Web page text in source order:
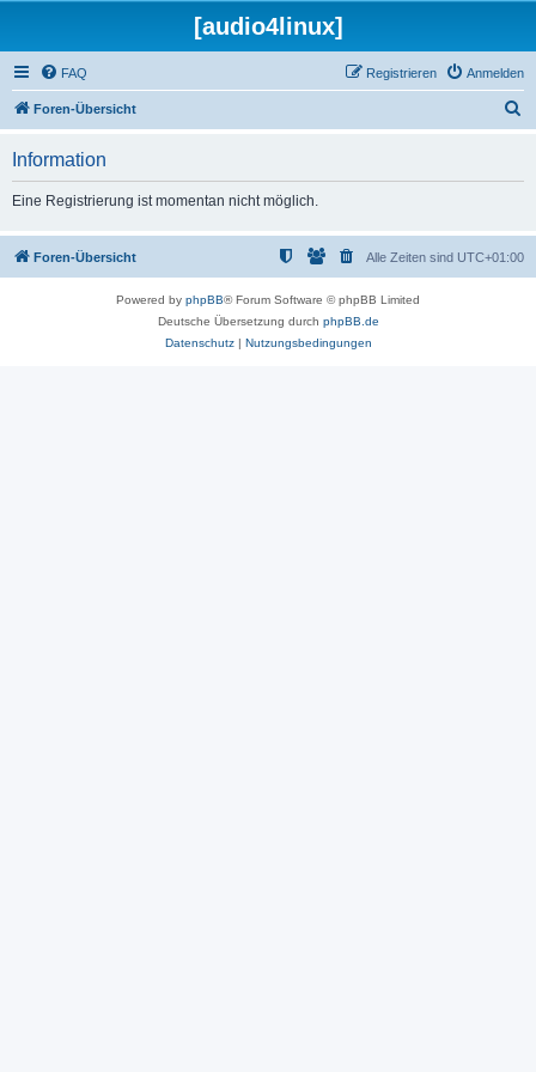
[audio4linux]
FAQ Anmelden
Registrieren
Foren-Übersicht
Information
Eine Registrierung ist momentan nicht möglich.
Foren-Übersicht Alle Zeiten sind UTC+01:00
Powered by phpBB® Forum Software © phpBB Limited
Deutsche Übersetzung durch phpBB.de
Datenschutz| Nutzungsbedingungen